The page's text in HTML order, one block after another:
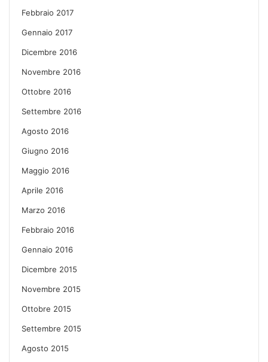
Febbraio 2017
Gennaio 2017
Dicembre 2016
Novembre 2016
Ottobre 2016
Settembre 2016
Agosto 2016
Giugno 2016
Maggio 2016
Aprile 2016
Marzo 2016
Febbraio 2016
Gennaio 2016
Dicembre 2015
Novembre 2015
Ottobre 2015
Settembre 2015
Agosto 2015